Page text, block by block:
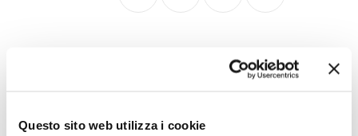
Questo sito web utilizza i cookie
Scrivanie di Design